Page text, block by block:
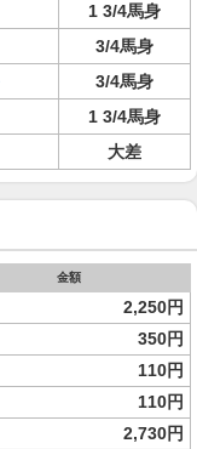
1 3/4馬身
3/4馬身
3/4馬身
1 3/4馬身
大差
金額
2,250円
350円
110円
110円
2,730円